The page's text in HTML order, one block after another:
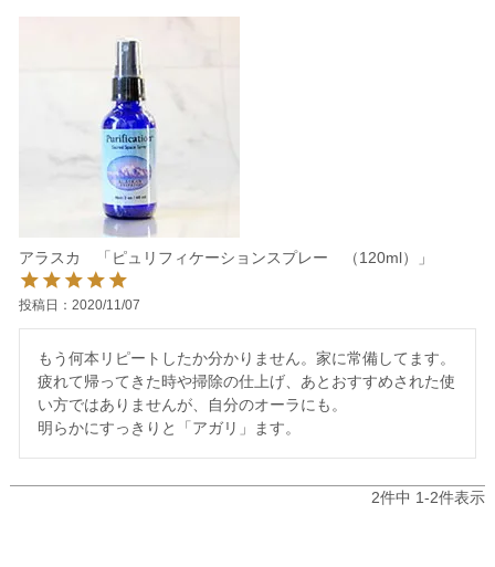
アラスカ 「ピュリフィケーションスプレー （120ml）」
投稿日 2020/11/07
もう何本リピートしたか分かりません。家に常備してます。
疲れて帰ってきた時や掃除の仕上げ、あとおすすめされた使
い方ではありませんが、自分のオーラにも。
明らかにすっきりと「アガリ」ます。
2件中 1-2件表示